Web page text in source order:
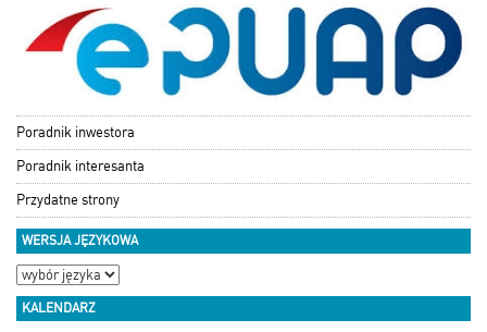
Poradnik inwestora
Poradnik interesanta
Przydatne strony
WERSJA JĘZYKOWA
KALENDARZ